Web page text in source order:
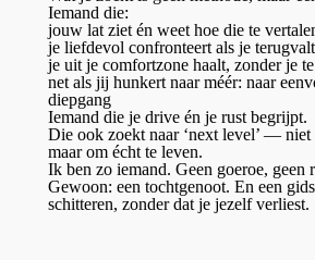
Iemand die:
jouw lat ziet én weet hoe die te
je liefdevol confronteert als je
je uit je comfortzone haalt, zonder je
net als jij hunkert naar méér: naar
diepgang
Iemand die je drive én je rust begrijpt.
Die ook zoekt naar ‘next level’ — niet
maar om écht te leven.
Ik ben zo iemand. Geen goeroe, geen
Gewoon: een tochtgenoot. En een
schitteren, zonder dat je jezelf verliest.